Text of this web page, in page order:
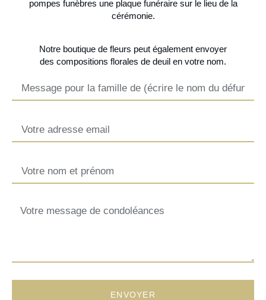
pompes funèbres une plaque funéraire sur le lieu de la
cérémonie.
Notre boutique de fleurs peut également envoyer
des compositions florales de deuil en votre nom.
ENVOYER